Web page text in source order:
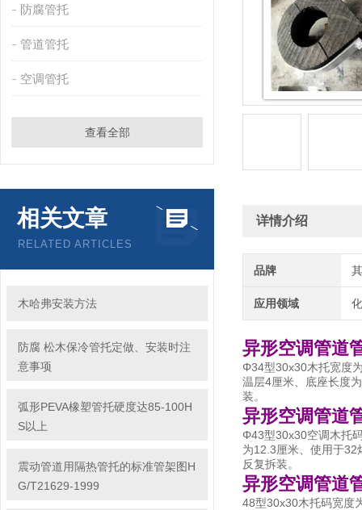
防腐管托
管道管托
空调管托
查看全部
相关文章
RELATED ARTICLES
木哈弗安装方法
防腐 松木保冷管托定做、安装时注
意事项
弧形PEVA橡塑管托硬度达85-100H
S以上
震动管道用隔热管托的标准管架图H
G/T21629-1999
详情介绍
品牌
应用领域
异形空调管道
Φ34型30x30木托宽度
温层4厘米、底座长度
装。
异形空调管道
Φ43型30x30空调木托
为12.3厘米、使用于32
反复拆装。
异形空调管道
48型30x30木托码宽度